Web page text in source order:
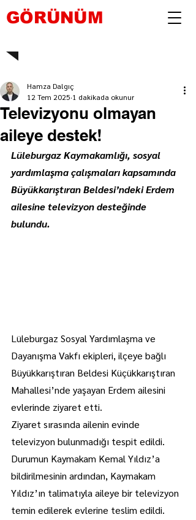
GÖRÜNÜM
Televizyonu olmayan
aileye destek!
Hamza Dalgıç
12 Tem 2025 1 dakikada okunur
Lüleburgaz Kaymakamlığı, sosyal
yardımlaşma çalışmaları kapsamında
Büyükkarıştıran Beldesi’ndeki Erdem
ailesine televizyon desteğinde
bulundu.
Lüleburgaz Sosyal Yardımlaşma ve
Dayanışma Vakfı ekipleri, ilçeye bağlı
Büyükkarıştıran Beldesi Küçükkarıştıran
Mahallesi’nde yaşayan Erdem ailesini
evlerinde ziyaret etti.
Ziyaret sırasında ailenin evinde
televizyon bulunmadığı tespit edildi.
Durumun Kaymakam Kemal Yıldız’a
bildirilmesinin ardından, Kaymakam
Yıldız’ın talimatıyla aileye bir televizyon
temin edilerek evlerine teslim edildi.